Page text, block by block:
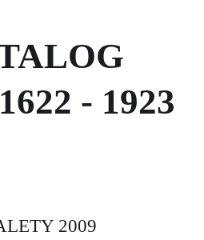
- 1923
2009